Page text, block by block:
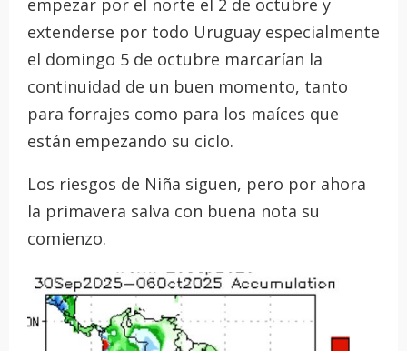
empezar por el norte el 2 de octubre y
extenderse por todo Uruguay especialmente
el domingo 5 de octubre marcarían la
continuidad de un buen momento, tanto
para forrajes como para los maíces que
están empezando su ciclo.
Los riesgos de Niña siguen, pero por ahora
la primavera salva con buena nota su
comienzo.